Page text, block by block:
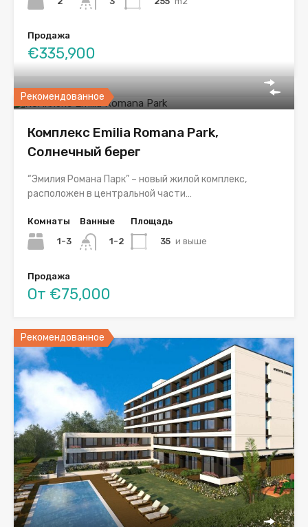
Продажа
€335,900
Рекомендованное
Комплекс Emilia Romana Park,
Солнечный берег
“Эмилия Романа Парк” – новый жилой комплекс,
расположен в центральной части…
Комнаты
1-3
Ванные
1-2
Площадь
35 и выше
Продажа
От €75,000
Рекомендованное